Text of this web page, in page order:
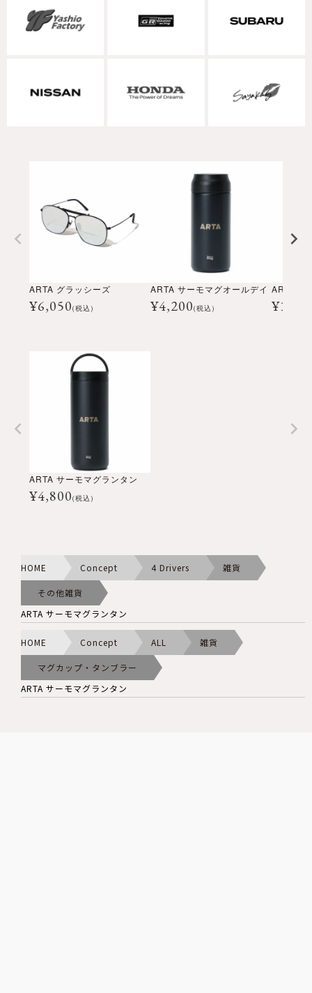
ARTA グラッシーズ
¥6,050(税込)
ARTA サーモマグオールデイ
¥4,200(税込)
ARTA レ
¥
ARTA サーモマグランタン
¥4,800(税込)
HOME Concept 4 Drivers 雑貨
その他雑貨
ARTA サーモマグランタン
HOME Concept ALL 雑貨
マグカップ・タンブラー
ARTA サーモマグランタン